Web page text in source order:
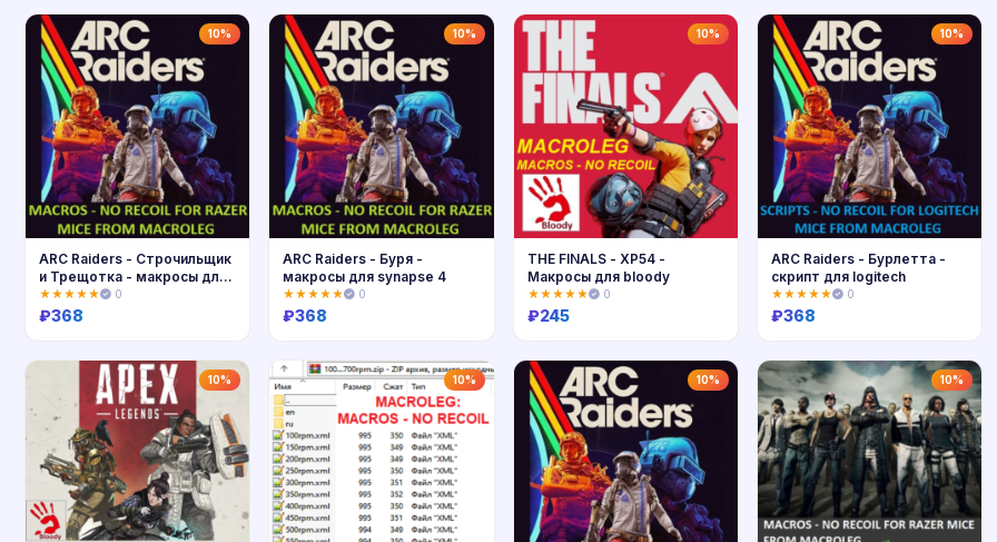
Купить Купить Купить
10%
Купить
ARC Raiders - Строчильщик
и Трещотка - макросы для
synapse 4
★★★★★ 0
₽368
10%
Купить
ARC Raiders - Буря -
макросы для synapse 4
★★★★★ 0
₽368
10%
Купить
THE FINALS - XP54 -
Макросы для bloody
★★★★★ 0
₽245
10%
Купить
ARC Raiders - Бурлетта -
скрипт для logitech
★★★★★ 0
₽368
10% 10% 10% 10%